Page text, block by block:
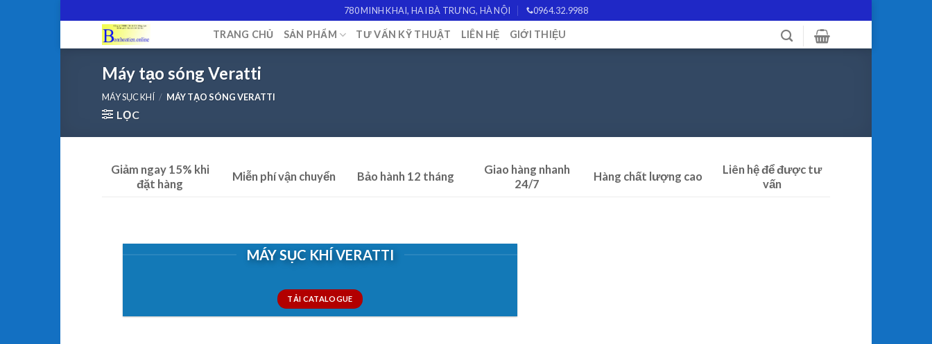
780 MINH KHAI, HAI BÀ TRƯNG, HÀ NỘI 0964.32.9988
TRANG CHỦ SẢN PHẨM TƯ VẤN KỸ THUẬT LIÊN HỆ GIỚI THIỆU
Máy tạo sóng Veratti
MÁY SỤC KHÍ / MÁY TẠO SÓNG VERATTI
LỌC
Giảm ngay 15% khi
đặt hàng
Miễn phí vận chuyển Bảo hành 12 tháng
Giao hàng nhanh
24/7
Hàng chất lượng cao
Liên hệ để được tư
vấn
MÁY SỤC KHÍ VERATTI
TẢI CATALOGUE